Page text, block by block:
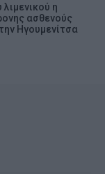
η
ασθενούς
Ηγουμενίτσα